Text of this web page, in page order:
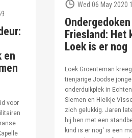
en
voor
Wed 06 May 2020
Friesland: Het
Loek is er nog
Loek Groenteman
tienjarige Joodse
onderduikplek in
Siemen en Hielkje
zich gelukkig. Jaren
hij hen met een
kind is er nog' is een